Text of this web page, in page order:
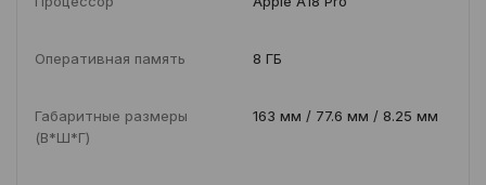
Оперативная память 8 ГБ
Габаритные размеры
(В*Ш*Г)
163 мм / 77.6 мм / 8.25 мм